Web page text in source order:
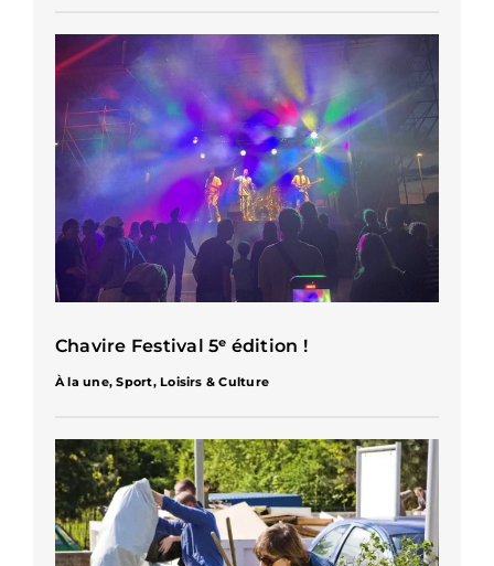
Chavire Festival 5ᵉ édition !
À la une,Sport, Loisirs & Culture